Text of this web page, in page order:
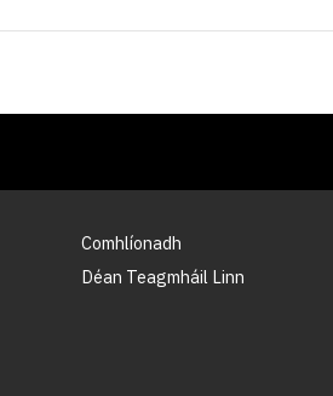
Comhlíonadh
Déan Teagmháil Linn